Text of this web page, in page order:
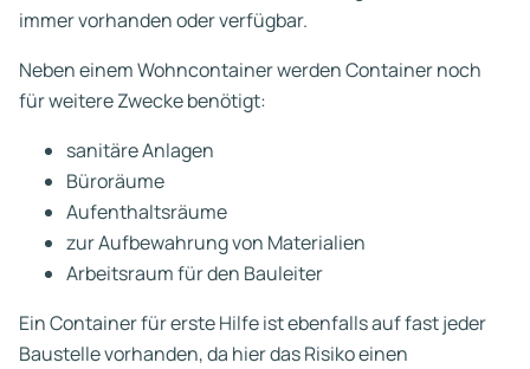
immer vorhanden oder verfügbar.
Neben einem Wohncontainer werden Container noch
für weitere Zwecke benötigt:
sanitäre Anlagen
Büroräume
Aufenthaltsräume
zur Aufbewahrung von Materialien
Arbeitsraum für den Bauleiter
Ein Container für erste Hilfe ist ebenfalls auf fast jeder
Baustelle vorhanden, da hier das Risiko einen